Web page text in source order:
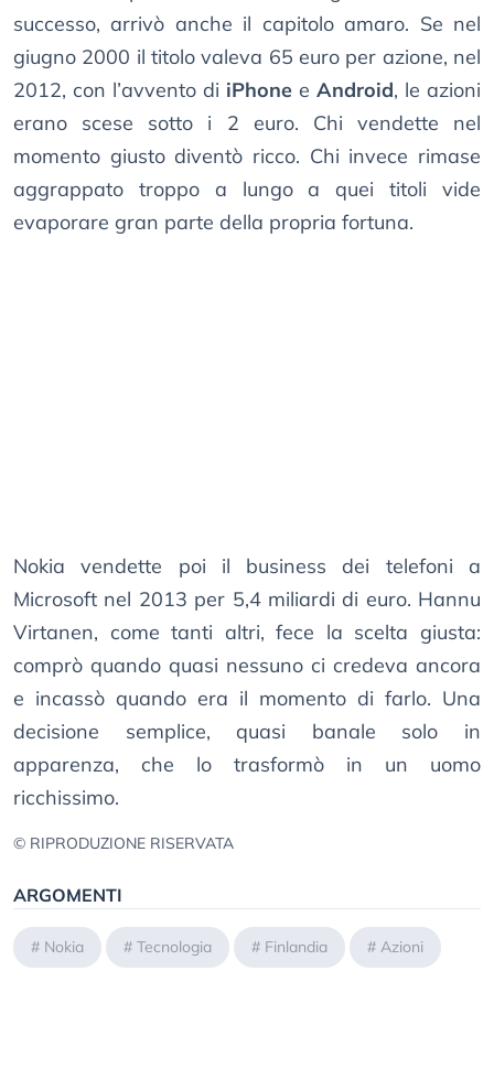
successo, arrivò anche il capitolo amaro. Se nel
giugno 2000 il titolo valeva 65 euro per azione, nel
2012, con l’avvento di iPhone e Android, le azioni
erano scese sotto i 2 euro. Chi vendette nel
momento giusto diventò ricco. Chi invece rimase
aggrappato troppo a lungo a quei titoli vide
evaporare gran parte della propria fortuna.
Nokia vendette poi il business dei telefoni a
Microsoft nel 2013 per 5,4 miliardi di euro. Hannu
Virtanen, come tanti altri, fece la scelta giusta:
comprò quando quasi nessuno ci credeva ancora
e incassò quando era il momento di farlo. Una
decisione semplice, quasi banale solo in
apparenza, che lo trasformò in un uomo
ricchissimo.
© RIPRODUZIONE RISERVATA
ARGOMENTI
# Nokia # Tecnologia # Finlandia # Azioni